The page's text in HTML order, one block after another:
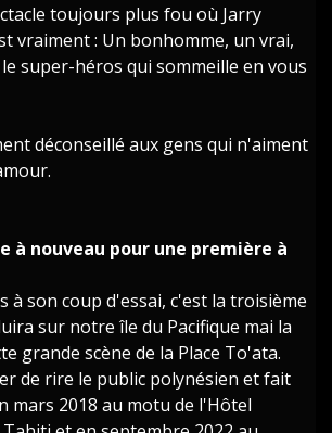
toujours plus fou où Jarry
vraiment : Un bonhomme, un vrai,
super-héros qui sommeille en vous
déconseillé aux gens qui n'aiment
à nouveau pour une première à
à son coup d'essai, c'est la troisième
sur notre île du Pacifique mai la
grande scène de la Place To'ata.
de rire le public polynésien et fait
mars 2018 au motu de l'Hôtel